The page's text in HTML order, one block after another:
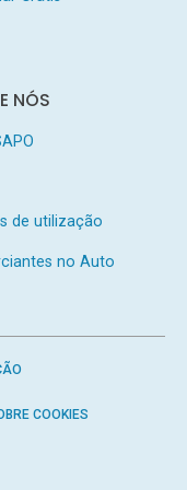
NÓS
de utilização
no Auto
COOKIES